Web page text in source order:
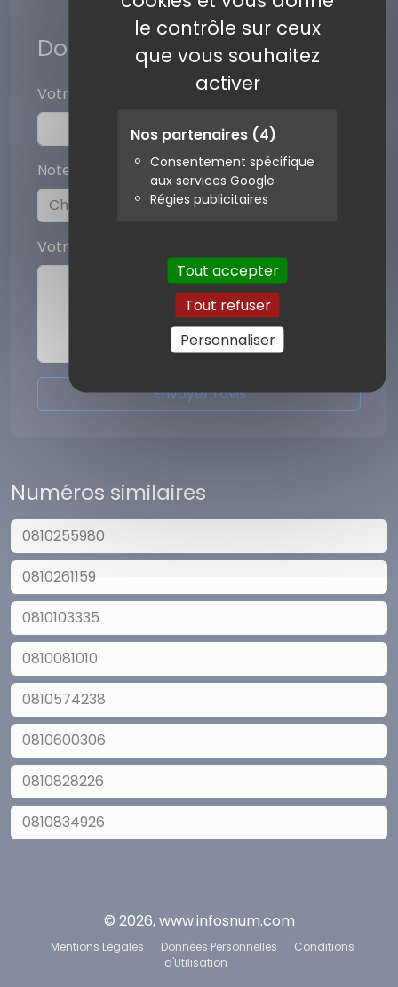
le contrôle sur ceux
que vous souhaitez
activer
Nos partenaires (4)
Consentement spécifique
aux services Google
Régies publicitaires
Tout accepter
Tout refuser
Personnaliser
Donner votre avis
Votre pseudo
Note (sur 5)
Votre commentaire
Envoyer l'avis
Numéros similaires
0810255980
0810261159
0810103335
0810081010
0810574238
0810600306
0810828226
0810834926
© 2026, www.infosnum.com
Mentions Légales Données Personnelles
Conditions
d'Utilisation